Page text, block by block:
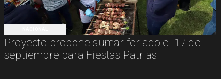
Proyecto propone sumar feriado el 17 de
septiembre para Fiestas Patrias